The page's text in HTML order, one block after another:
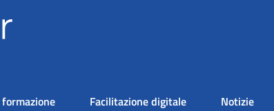
Facilitazione digitale Notizie